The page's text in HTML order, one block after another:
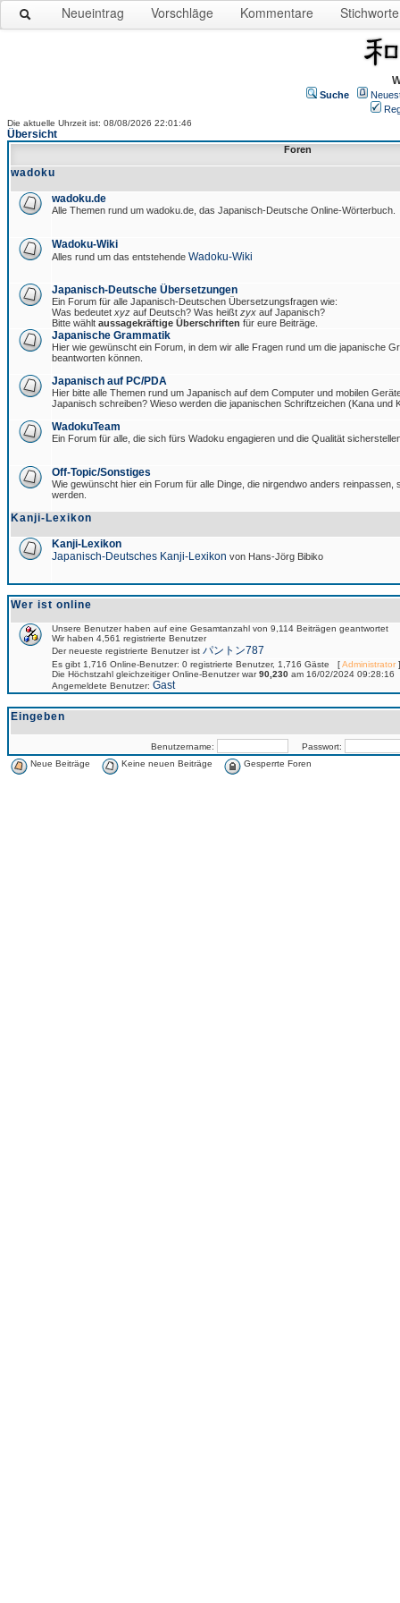
Neueintrag Vorschläge Kommentare Stichworte
Suche
Die aktuelle Uhrzeit ist: 08/08/2026 22:01:46
Übersicht
Foren
wadoku
wadoku.de
Alle Themen rund um wadoku.de, das Japanisch-Deutsche Online-Wörterbuch.
Wadoku-Wiki
Alles rund um das entstehende Wadoku-Wiki
Japanisch-Deutsche Übersetzungen
Ein Forum für alle Japanisch-Deutschen Übersetzungsfragen wie:
Was bedeutet xyz auf Deutsch? Was heißt zyx auf Japanisch?
Bitte wählt aussagekräftige Überschriften für eure Beiträge.
Japanische Grammatik
Hier wie gewünscht ein Forum, in dem wir alle Fragen rund um die japanische
beantworten können.
Japanisch auf PC/PDA
Hier bitte alle Themen rund um Japanisch auf dem Computer und mobilen
Japanisch schreiben? Wieso werden die japanischen Schriftzeichen (Kana und
WadokuTeam
Ein Forum für alle, die sich fürs Wadoku engagieren und die Qualität
Off-Topic/Sonstiges
Wie gewünscht hier ein Forum für alle Dinge, die nirgendwo anders reinpassen,
werden.
Kanji-Lexikon
Kanji-Lexikon
Japanisch-Deutsches Kanji-Lexikon von Hans-Jörg Bibiko
Wer ist online
Unsere Benutzer haben auf eine Gesamtanzahl von 9,114 Beiträgen geantwortet
Wir haben 4,561 registrierte Benutzer
Der neueste registrierte Benutzer ist パントン787
Es gibt 1,716 Online-Benutzer: 0 registrierte Benutzer, 1,716 Gäste [Administrator
Die Höchstzahl gleichzeitiger Online-Benutzer war90,230 am 16/02/2024 09:28:16
Angemeldete Benutzer: Gast
Eingeben
Benutzername:
Passwort:
Neue Beiträge
Keine neuen Beiträge Gesperrte Foren